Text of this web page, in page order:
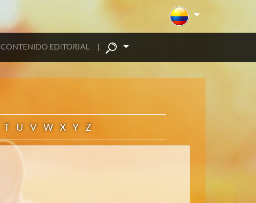
CONTENIDO EDITORIAL |
T U V W X Y Z